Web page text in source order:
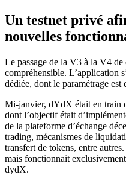
Un testnet privé
nouvelles
Le passage de la V3 à la V4
compréhensible. L’application
dédiée, dont le paramétrage est
Mi-janvier, dYdX était en train
dont l’objectif était
de la plateforme d’échange
trading, mécanismes de
transfert de tokens, entre
mais fonctionnait
dydX.